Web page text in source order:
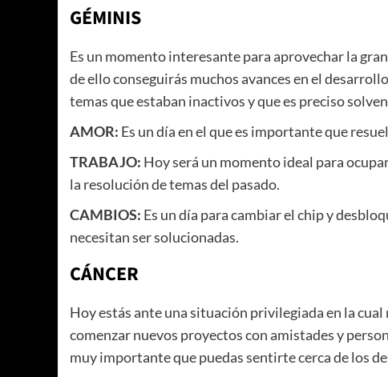
GÉMINIS
Es un momento interesante para aprovechar la
de ello conseguirás muchos avances en el
temas que estaban inactivos y que es preciso
AMOR: Es un día en el que es importante que
TRABAJO: Hoy será un momento ideal para
la resolución de temas del pasado.
CAMBIOS: Es un día para cambiar el chip y
necesitan ser solucionadas.
CÁNCER
Hoy estás ante una situación privilegiada en la
comenzar nuevos proyectos con amistades y
muy importante que puedas sentirte cerca de los